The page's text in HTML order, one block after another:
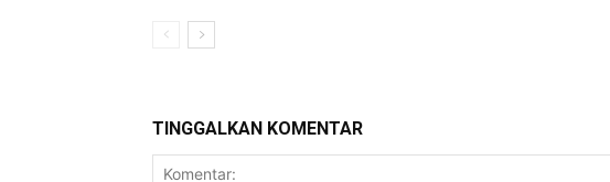
TINGGALKAN KOMENTAR